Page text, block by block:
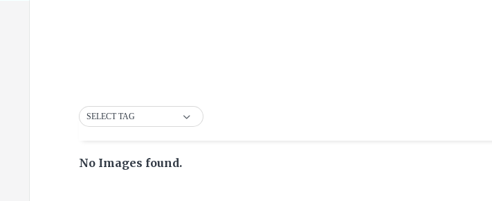
SELECT TAG
No Images found.